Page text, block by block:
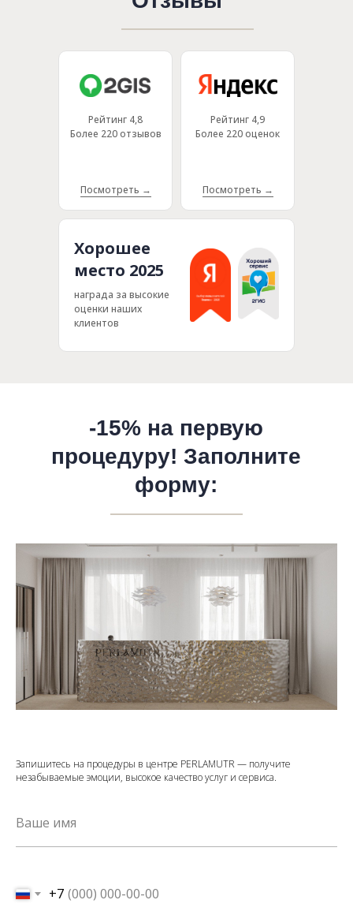
Рейтинг 4,8
Более 220 отзывов
Посмотреть → Посмотреть →
Рейтинг 4,9
Более 220 оценок
награда за высокие
оценки наших
клиентов
Хорошее
место 2025
процедуру! Заполните
форму:
Запишитесь на процедуры в центре PERLAMUTR — получите
незабываемые эмоции, высокое качество услуг и сервиса.
+7